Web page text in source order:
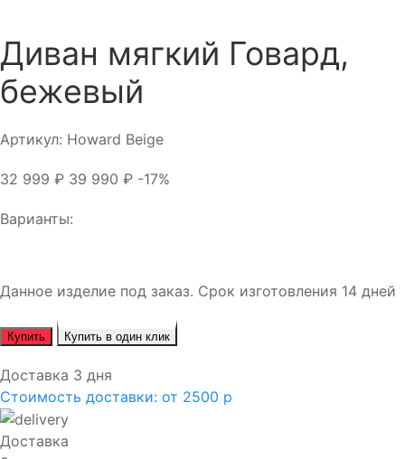
Диван мягкий Говард,
бежевый
Артикул: Howard Beige
32 999 ₽ 39 990 ₽ -17%
Варианты:
Данное изделие под заказ. Срок изготовления 14 дней
Купить Купить в один клик
Доставка 3 дня
Стоимость доставки: от 2500 р
Доставка